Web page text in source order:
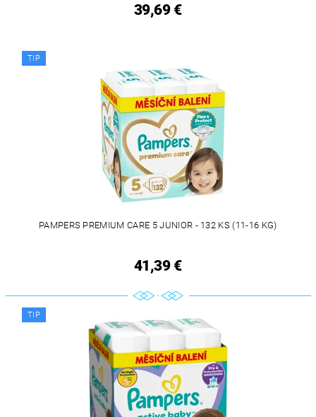
39,69 €
TIP
PAMPERS PREMIUM CARE 5 JUNIOR - 132 KS (11-16 KG)
41,39 €
TIP